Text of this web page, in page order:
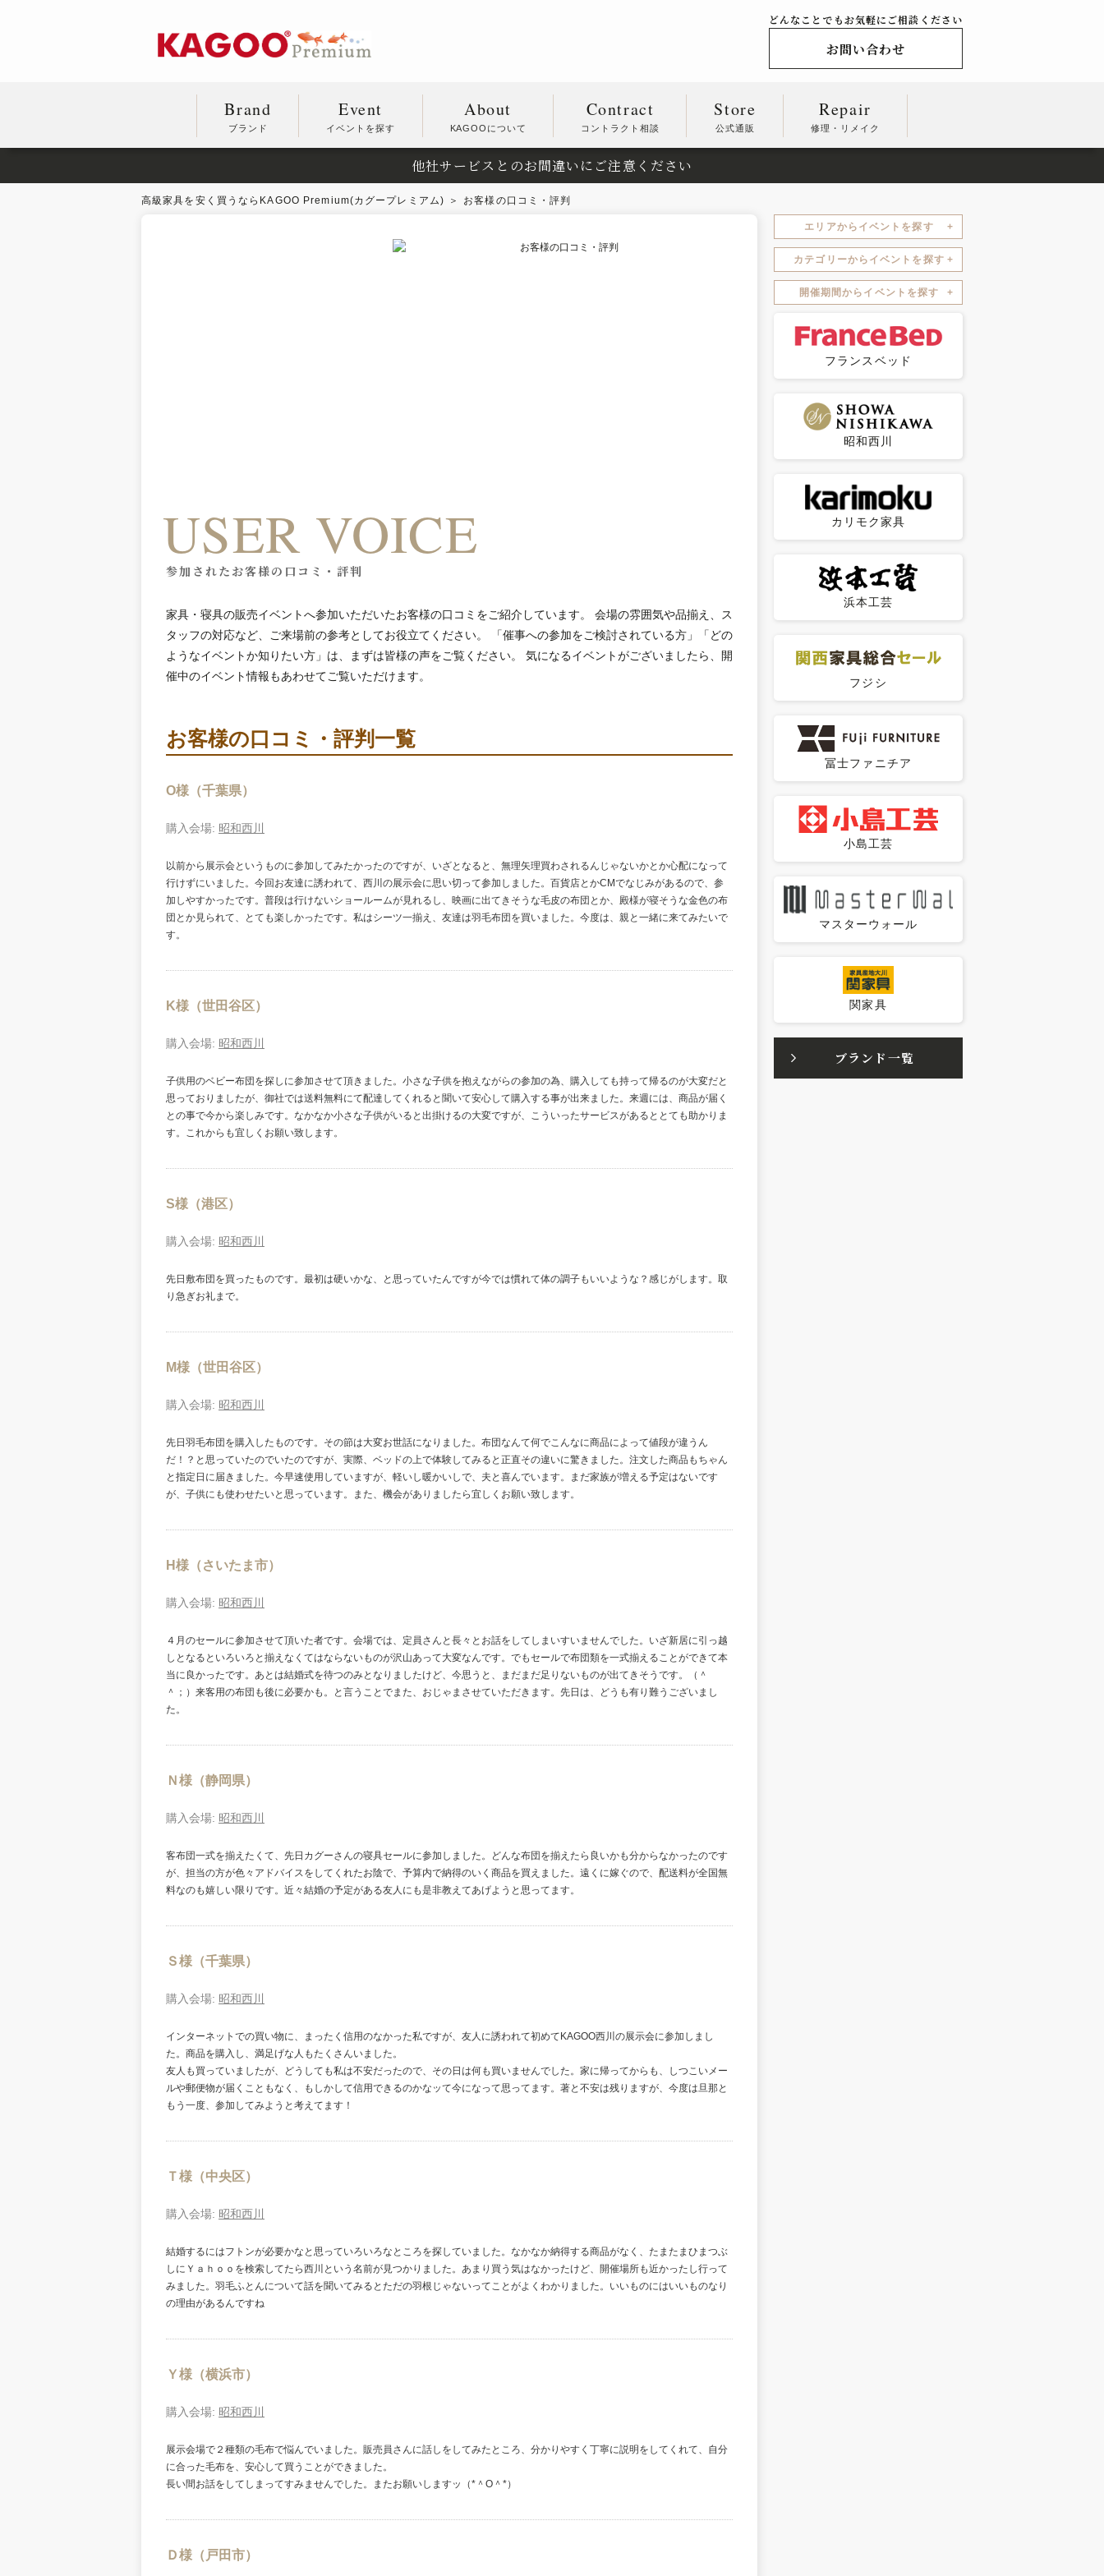
どんなことでもお気軽にご相談ください
お問い合わせ
Brand
ブランド
Event
イベントを探す
About
KAGOOについて
Contract
コントラクト相談
Store
公式通販
Repair
修理・リメイク
他社サービスとのお間違いにご注意ください
高級家具を安く買うならKAGOO Premium(カグープレミアム) お客様の口コミ・評判
USER VOICE
参加されたお客様の口コミ・評判
家具・寝具の販売イベントへ参加いただいたお客様の口コミをご紹介しています。 会場の雰囲気や品揃え、ス
タッフの対応など、ご来場前の参考としてお役立てください。 「催事への参加をご検討されている方」「どの
ようなイベントか知りたい方」は、まずは皆様の声をご覧ください。 気になるイベントがございましたら、開
催中のイベント情報もあわせてご覧いただけます。
お客様の口コミ・評判一覧
O様（千葉県）
購入会場: 昭和西川
以前から展示会というものに参加してみたかったのですが、いざとなると、無理矢理買わされるんじゃないかとか心配になって
行けずにいました。今回お友達に誘われて、西川の展示会に思い切って参加しました。百貨店とかCMでなじみがあるので、参
加しやすかったです。普段は行けないショールームが見れるし、映画に出てきそうな毛皮の布団とか、殿様が寝そうな金色の布
団とか見られて、とても楽しかったです。私はシーツ一揃え、友達は羽毛布団を買いました。今度は、親と一緒に来てみたいで
す。
K様（世田谷区）
購入会場: 昭和西川
子供用のベビー布団を探しに参加させて頂きました。小さな子供を抱えながらの参加の為、購入しても持って帰るのが大変だと
思っておりましたが、御社では送料無料にて配達してくれると聞いて安心して購入する事が出来ました。来週には、商品が届く
との事で今から楽しみです。なかなか小さな子供がいると出掛けるの大変ですが、こういったサービスがあるととても助かりま
す。これからも宜しくお願い致します。
S様（港区）
購入会場: 昭和西川
先日敷布団を買ったものです。最初は硬いかな、と思っていたんですが今では慣れて体の調子もいいような？感じがします。取
り急ぎお礼まで。
M様（世田谷区）
購入会場: 昭和西川
先日羽毛布団を購入したものです。その節は大変お世話になりました。布団なんて何でこんなに商品によって値段が違うん
だ！？と思っていたのでいたのですが、実際、ベッドの上で体験してみると正直その違いに驚きました。注文した商品もちゃん
と指定日に届きました。今早速使用していますが、軽いし暖かいしで、夫と喜んでいます。まだ家族が増える予定はないです
が、子供にも使わせたいと思っています。また、機会がありましたら宜しくお願い致します。
H様（さいたま市）
購入会場: 昭和西川
４月のセールに参加させて頂いた者です。会場では、定員さんと長々とお話をしてしまいすいませんでした。いざ新居に引っ越
しとなるといろいろと揃えなくてはならないものが沢山あって大変なんです。でもセールで布団類を一式揃えることができて本
当に良かったです。あとは結婚式を待つのみとなりましたけど、今思うと、まだまだ足りないものが出てきそうです。（＾
＾；）来客用の布団も後に必要かも。と言うことでまた、おじゃまさせていただきます。先日は、どうも有り難うございまし
た。
Ｎ様（静岡県）
購入会場: 昭和西川
客布団一式を揃えたくて、先日カグーさんの寝具セールに参加しました。どんな布団を揃えたら良いかも分からなかったのです
が、担当の方が色々アドバイスをしてくれたお陰で、予算内で納得のいく商品を買えました。遠くに嫁ぐので、配送料が全国無
料なのも嬉しい限りです。近々結婚の予定がある友人にも是非教えてあげようと思ってます。
Ｓ様（千葉県）
購入会場: 昭和西川
インターネットでの買い物に、まったく信用のなかった私ですが、友人に誘われて初めてKAGOO西川の展示会に参加しまし
た。商品を購入し、満足げな人もたくさんいました。
友人も買っていましたが、どうしても私は不安だったので、その日は何も買いませんでした。家に帰ってからも、しつこいメー
ルや郵便物が届くこともなく、もしかして信用できるのかなッて今になって思ってます。著と不安は残りますが、今度は旦那と
もう一度、参加してみようと考えてます！
Ｔ様（中央区）
購入会場: 昭和西川
結婚するにはフトンが必要かなと思っていろいろなところを探していました。なかなか納得する商品がなく、たまたまひまつぶ
しにＹａｈｏｏを検索してたら西川という名前が見つかりました。あまり買う気はなかったけど、開催場所も近かったし行って
みました。羽毛ふとんについて話を聞いてみるとただの羽根じゃないってことがよくわかりました。いいものにはいいものなり
の理由があるんですね
Ｙ様（横浜市）
購入会場: 昭和西川
展示会場で２種類の毛布で悩んでいました。販売員さんに話しをしてみたところ、分かりやすく丁寧に説明をしてくれて、自分
に合った毛布を、安心して買うことができました。
長い間お話をしてしまってすみませんでした。またお願いしますッ（*＾O＾*）
Ｄ様（戸田市）
エリアからイベントを探す
カテゴリーからイベントを探す
開催期間からイベントを探す
フランスベッド
昭和西川
カリモク家具
浜本工芸
フジシ
冨士ファニチア
小島工芸
マスターウォール
関家具
ブランド一覧